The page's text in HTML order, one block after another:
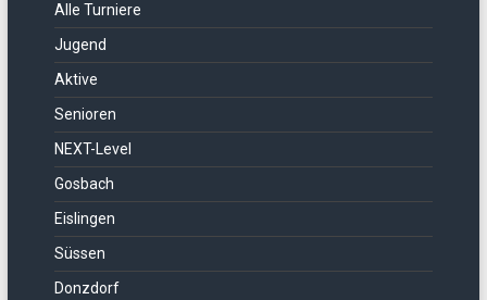
Alle Turniere
Jugend
Aktive
Senioren
NEXT-Level
Gosbach
Eislingen
Süssen
Donzdorf